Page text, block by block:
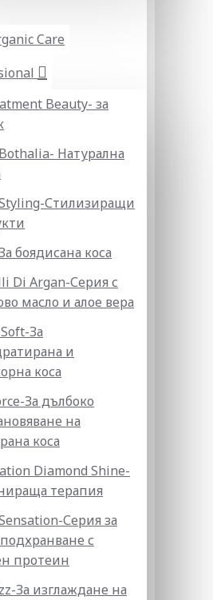
Care
Beauty- за
Натурална
Стилизиращи
боядисана коса
Di Argan-Серия с
масло и алое вера
За
и
коса
За дълбоко
на
коса
Diamond Shine-
терапия
Серия за
с
протеин
За изглаждане на